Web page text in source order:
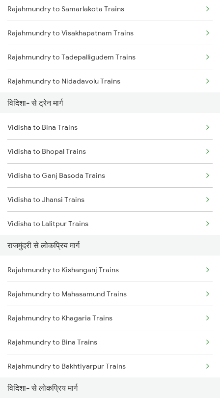
Mumbai to Delhi Trains
Mumbai to Goa Trains
Chennai to Coimbatore Trains
Rajahmundry to Samarlakota Trains
Rajahmundry to Visakhapatnam Trains
Rajahmundry to Tadepalligudem Trains
Rajahmundry to Nidadavolu Trains
Rajahmundry to Anakapalle Trains
Rajahmundry to Vizianagaram Trains
Rajahmundry to Tuni Trains
Rajahmundry to Brahmapur Trains
Rajahmundry to Bhubaneswar Trains
Rajahmundry to Nellore Trains
Rajahmundry to Khurdha Trains
विदिशा- से ट्रेन मार्ग
Vidisha to Bina Trains
Vidisha to Bhopal Trains
Vidisha to Ganj Basoda Trains
Vidisha to Jhansi Trains
Vidisha to Lalitpur Trains
Vidisha to Agra Trains
Vidisha to Itarsi Trains
Vidisha to Mandi Bamora Trains
Vidisha to New Delhi Trains
राजमुंदरी से लोकप्रिय मार्ग
Rajahmundry to Kishanganj Trains
Rajahmundry to Mahasamund Trains
Rajahmundry to Khagaria Trains
Rajahmundry to Bina Trains
Rajahmundry to Bakhtiyarpur Trains
Rajahmundry to Gadag Trains
विदिशा- से लोकप्रिय मार्ग